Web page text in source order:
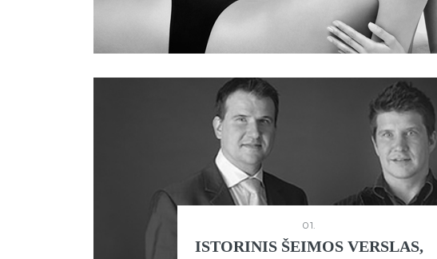
01.
ISTORINIS ŠEIMOS VERSLAS,